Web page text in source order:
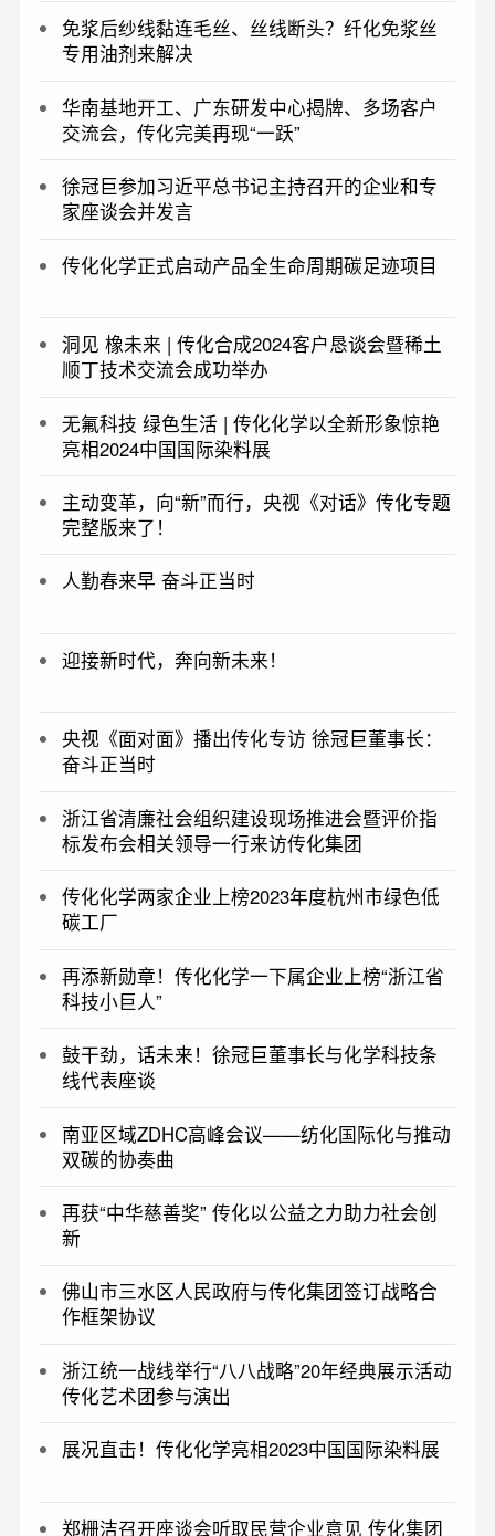
免浆后纱线黏连毛丝、丝线断头？纤化免浆丝
专用油剂来解决
华南基地开工、广东研发中心揭牌、多场客户
交流会，传化完美再现“一跃”
徐冠巨参加习近平总书记主持召开的企业和专
家座谈会并发言
传化化学正式启动产品全生命周期碳足迹项目
洞见 橡未来 | 传化合成2024客户恳谈会暨稀土
顺丁技术交流会成功举办
无氟科技 绿色生活 | 传化化学以全新形象惊艳
亮相2024中国国际染料展
主动变革，向“新”而行，央视《对话》传化专题
完整版来了！
人勤春来早 奋斗正当时
迎接新时代，奔向新未来！
央视《面对面》播出传化专访 徐冠巨董事长：
奋斗正当时
浙江省清廉社会组织建设现场推进会暨评价指
标发布会相关领导一行来访传化集团
传化化学两家企业上榜2023年度杭州市绿色低
碳工厂
再添新勋章！传化化学一下属企业上榜“浙江省
科技小巨人”
鼓干劲，话未来！徐冠巨董事长与化学科技条
线代表座谈
南亚区域ZDHC高峰会议——纺化国际化与推动
双碳的协奏曲
再获“中华慈善奖” 传化以公益之力助力社会创
新
佛山市三水区人民政府与传化集团签订战略合
作框架协议
浙江统一战线举行“八八战略”20年经典展示活动
传化艺术团参与演出
展况直击！传化化学亮相2023中国国际染料展
郑栅洁召开座谈会听取民营企业意见 传化集团